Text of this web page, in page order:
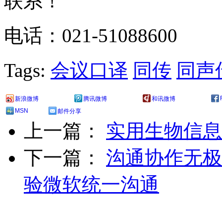
电话：021-51088600
Tags: 会议口译 同传 同声
新浪微博 腾讯微博 和讯微博
MSN
邮件分享
上一篇： 实用生物信
下一篇： 沟通协作无
验微软统一沟通